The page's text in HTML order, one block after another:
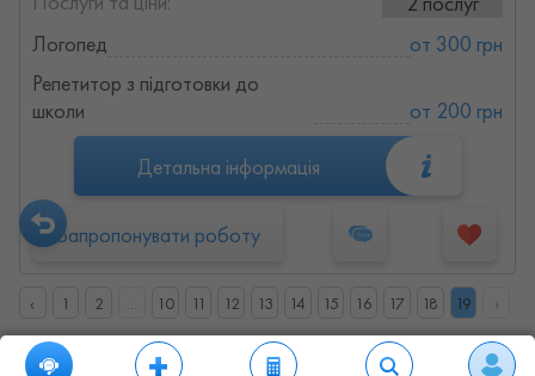
Логопед
от 300 грн
Репетитор з підготовки до
школи
от 200 грн
Детальна інформація
Запропонувати роботу
‹ 1 2 10 11 12 13 14 15 16 17 18 19 ›